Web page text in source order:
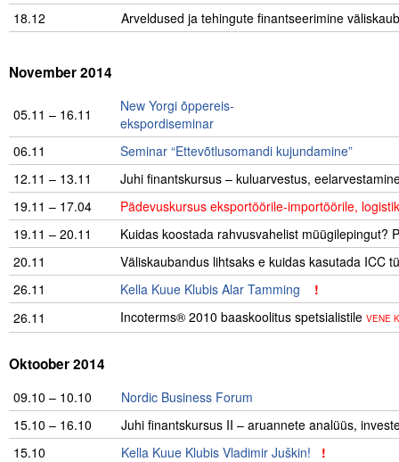
18.12
Arveldused ja tehingute finantseerimine
November 2014
05.11 – 16.11
New Yorgi õppereis-
ekspordiseminar
06.11
Seminar “Ettevõtlusomandi kujundamine”
12.11 – 13.11
Juhi finantskursus – kuluarvestus,
19.11 – 17.04
Pädevuskursus eksportöörile-importöörile,
19.11 – 20.11
Kuidas koostada rahvusvahelist müügilepingut?
20.11
Väliskaubandus lihtsaks e kuidas kasutada ICC
26.11
Kella Kuue Klubis Alar Tamming
!
26.11
Incoterms® 2010 baaskoolitus spetsialistile VENE
Oktoober 2014
09.10 – 10.10
Nordic Business Forum
15.10 – 16.10
Juhi finantskursus II – aruannete analüüs,
15.10
Kella Kuue Klubis Vladimir Juškin!
!